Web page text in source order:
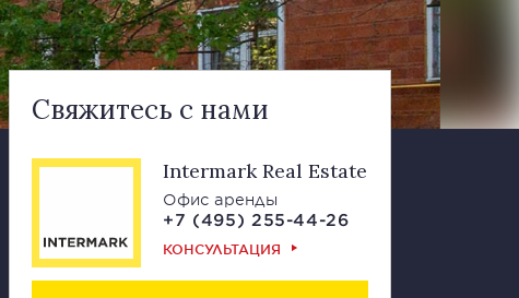
Свяжитесь с нами
Intermark Real Estate
Офис аренды
+7 (495) 255-44-26
КОНСУЛЬТАЦИЯ